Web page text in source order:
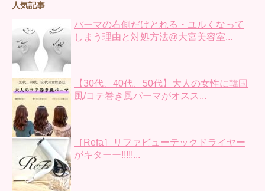
人気記事
パーマの右側だけとれる・ユルくなって
しまう理由と対処方法@大宮美容室...
【30代、40代、50代】大人の女性に韓国
風/コテ巻き風パーマがオスス...
［Refa］リファビューテックドライヤー
がキターー!!!!!...